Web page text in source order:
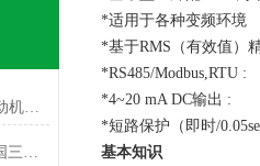
如何在不同环境下正确的选择电动机保护器？
EOCR-IFM420施耐德EOCR（韩国三和）电子式继电器
*适用于各种变频环境
*基于RMS（有效值）
*RS485/Modbus,RTU :
*4~20 mA DC输出 :
*短路保护（即时/
基本知识